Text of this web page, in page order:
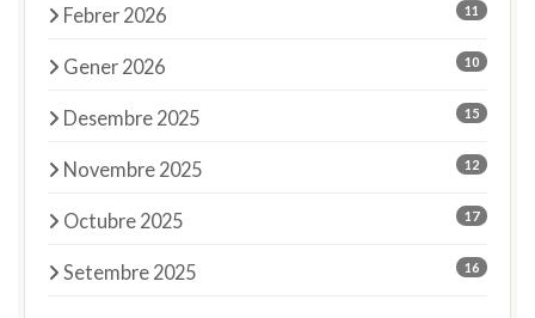
Febrer 2026 11
Gener 2026 10
Desembre 2025 15
Novembre 2025 12
Octubre 2025 17
Setembre 2025 16